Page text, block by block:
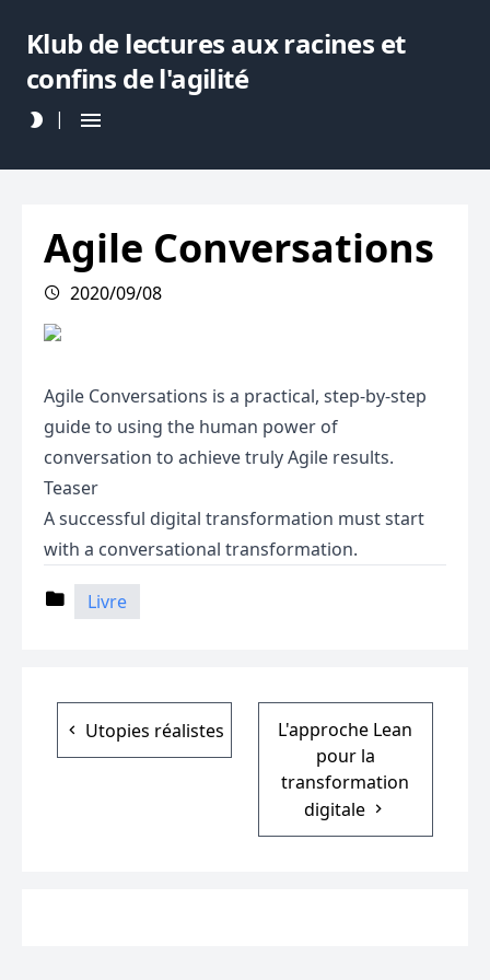
Klub de lectures aux racines et
confins de l'agilité
|
Agile Conversations
2020/09/08
Agile Conversations is a practical, step-by-step
guide to using the human power of
conversation to achieve truly Agile results.
Teaser
A successful digital transformation must start
with a conversational transformation.
Livre
Utopies réalistes
L'approche Lean
pour la
transformation
digitale